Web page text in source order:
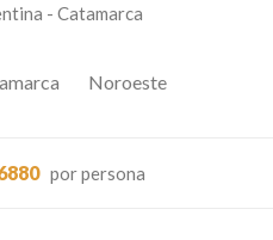
- Catamarca
Noroeste
por persona